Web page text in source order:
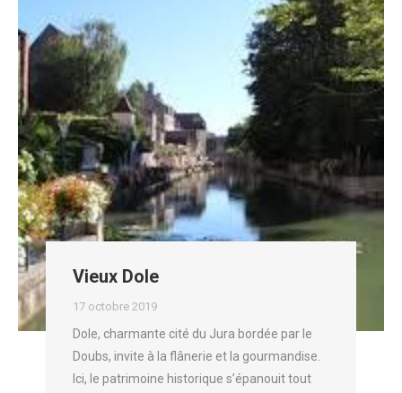
Vieux Dole
17 octobre 2019
Dole, charmante cité du Jura bordée par le
Doubs, invite à la flânerie et la gourmandise.
Ici, le patrimoine historique s’épanouit tout